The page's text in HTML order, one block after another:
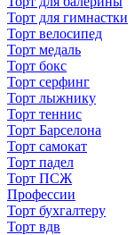
Торт для гимнастки
Торт велосипед
Торт медаль
Торт бокс
Торт серфинг
Торт лыжнику
Торт теннис
Торт Барселона
Торт самокат
Торт падел
Торт ПСЖ
Профессии
Торт бухгалтеру
Торт вдв